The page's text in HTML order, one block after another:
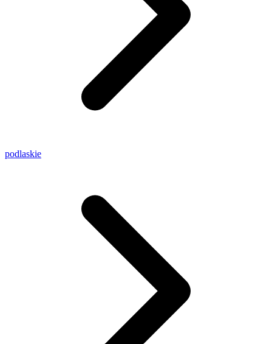
podlaskie